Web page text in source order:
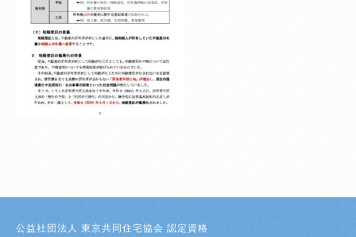
公益社団法人 東京共同住宅協会 認定資格